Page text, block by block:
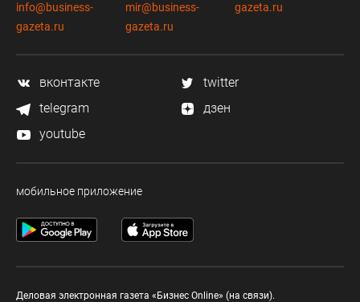
info@business-
gazeta.ru
mir@business-
gazeta.ru
gazeta.ru
вконтакте
twitter
telegram
дзен
youtube
мобильное приложение
Деловая электронная газета «Бизнес Online» (на связи).